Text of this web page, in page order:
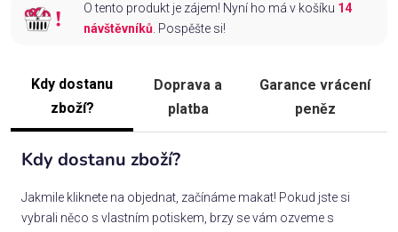
O tento produkt je zájem! Nyní ho má v košíku 14
návštěvníků. Pospěšte si!
Kdy dostanu
zboží?
Doprava a
platba
Garance vrácení
peněz
Kdy dostanu zboží?
Jakmile kliknete na objednat, začínáme makat! Pokud jste si
vybrali něco s vlastním potiskem, brzy se vám ozveme s